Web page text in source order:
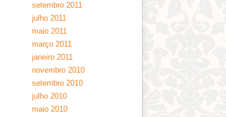
setembro 2011
julho 2011
maio 2011
março 2011
janeiro 2011
novembro 2010
setembro 2010
julho 2010
maio 2010